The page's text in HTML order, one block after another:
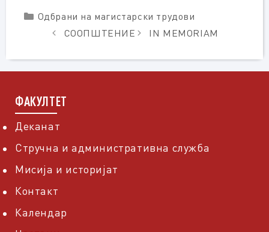
Categories
Одбрани на магистарски трудови
СООПШТЕНИЕ
IN MEMORIAM
ФАКУЛТЕТ
Деканат
Стручна и административна служба
Мисија и историјат
Контакт
Календар